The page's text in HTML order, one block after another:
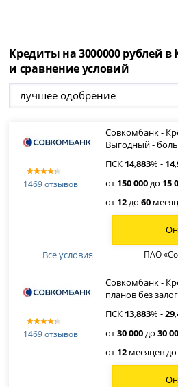
Кредиты на 3000000 рублей в
и сравнение условий
лучшее одобрение
1469 отзывов
Совкомбанк -
Выгодный -
ПСК 14,883% - 14,
от 150 000до 15
от 12до60
Все условия ПАО
1469 отзывов
Совкомбанк -
планов без
ПСК 13,883% -29,
от30 000до30
от 12 месяцев до